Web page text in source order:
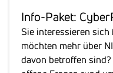
Info-Paket:
Sie interessieren sich
möchten mehr über
davon betroffen